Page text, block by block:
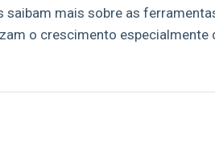
mais sobre as
o crescimento especialmente